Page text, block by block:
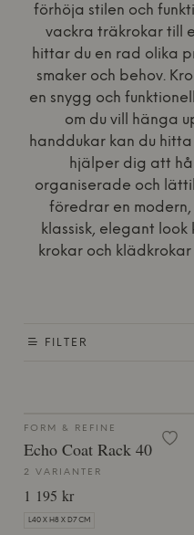
förhöja stilen och
vackra träkrokar till
hittar du en rad olika
smaker och behov.
en snygg och
om du vill hänga
handdukar kan du
hjälper dig att
organiserade och
föredrar en modern,
klassisk, elegant
krokar och
FILTER
FORM & REFINE
Echo Coat Rack 40
2 VARIANTER
1 195 kr
L40 X H8 X D7 CM